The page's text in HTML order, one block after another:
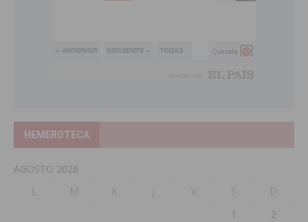
HEMEROTECA
AGOSTO 2026
L
M X J V S
D
1
2